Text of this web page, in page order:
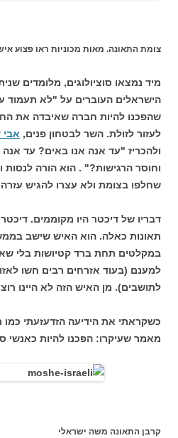
צומת התאונה. מאות מכוניות ראו פצוע
מיד נמצאו סוציולוגים, מלומדים
הישראלים העוברים על "לא תעמוד
שהפכנו להיות חברה שאיבדה את
לעזור לזולת. השר לבטחון פנים, אבי
ולהכריז "עד אנה אנו באים? עד
וחוסר הרגישות?" . הוא הורה לנסות
שחלפו בצומת ולא עצרו להגיש
דבריו של דיכטר היו מקוממים.
תאונות כאלה. הוא האיש שישב
במקלטים תחת ברד קטיושות בלי
למענם (בעוד אזרחים רבים חשו
לתושבים). מן האיש הזה לא היינו
כשקראתי את הידיעה הזדעזעתי
מאמר שעיקרו: הפכנו להיות כאנשי
קרבן התאונה משה ישראלי